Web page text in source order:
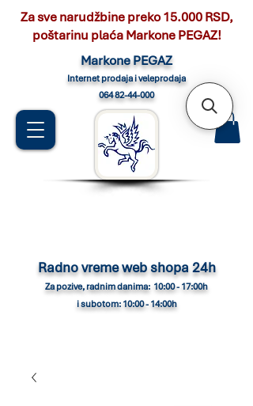
Markone PEGAZ
Internet prodaja i veleprodaja
064 82-44-000
Radno vreme web shopa 24h
Za pozive, radnim danima: 10:00 - 17:00h
i subotom: 10:00 - 14:00h
Za sve narudžbine preko 15.000 RSD,
poštarinu plaća Markone PEGAZ!